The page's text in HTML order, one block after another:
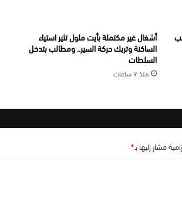
أشغال غير مكتملة بأيت ملول تثير استياء
الساكنة وتربك حركة السير.. ومطالب بتدخل
السلطات
منذ 9 ساعات
مشار إليها بـ*